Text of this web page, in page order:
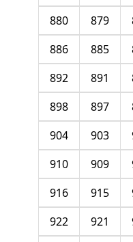
879
880
885
886
891
892
897
898
903
904
909
910
915
916
921
922